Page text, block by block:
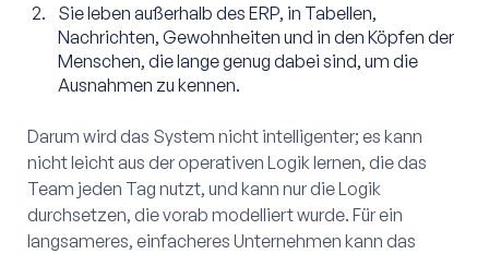
Sie leben außerhalb des ERP, in Tabellen,
Nachrichten, Gewohnheiten und in den Köpfen der
Menschen, die lange genug dabei sind, um die
Ausnahmen zu kennen.
Darum wird das System nicht intelligenter; es kann
nicht leicht aus der operativen Logik lernen, die das
Team jeden Tag nutzt, und kann nur die Logik
durchsetzen, die vorab modelliert wurde. Für ein
langsameres, einfacheres Unternehmen kann das